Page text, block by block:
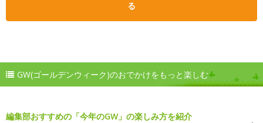
る
GW(ゴールデンウィーク)のおでかけをもっと楽しむ
編集部おすすめの「今年のGW」の楽しみ方を紹介